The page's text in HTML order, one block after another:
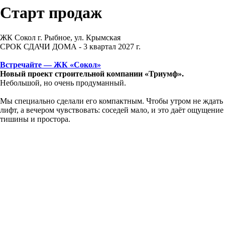
Старт продаж
ЖК Сокол г. Рыбное, ул. Крымская
СРОК СДАЧИ ДОМА - 3 квартал 2027 г.
Встречайте — ЖК «Сокол»
Новый проект строительной компании «Триумф».
Небольшой, но очень продуманный.
Мы специально сделали его компактным. Чтобы утром не ждать
лифт, а вечером чувствовать: соседей мало, и это даёт ощущение
тишины и простора.